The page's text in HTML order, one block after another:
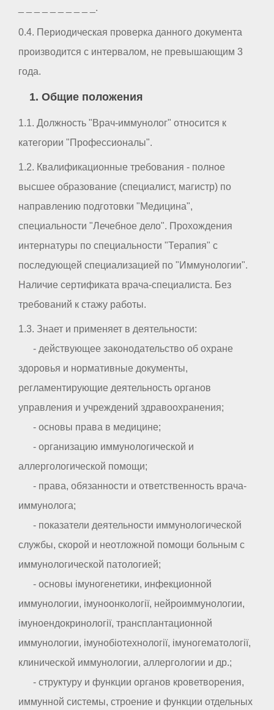
_ _ _ _ _ _ _ _ _ _.
0.4. Периодическая проверка данного документа
производится с интервалом, не превышающим 3
года.
1. Общие положения
1.1. Должность "Врач-иммунолог" относится к
категории "Профессионалы".
1.2. Квалификационные требования - полное
высшее образование (специалист, магистр) по
направлению подготовки "Медицина",
специальности "Лечебное дело". Прохождения
интернатуры по специальности "Терапия" с
последующей специализацией по "Иммунологии".
Наличие сертификата врача-специалиста. Без
требований к стажу работы.
1.3. Знает и применяет в деятельности:
- действующее законодательство об охране
здоровья и нормативные документы,
регламентирующие деятельность органов
управления и учреждений здравоохранения;
- основы права в медицине;
- организацию иммунологической и
аллергологической помощи;
- права, обязанности и ответственность врача-
иммунолога;
- показатели деятельности иммунологической
службы, скорой и неотложной помощи больным с
иммунологической патологией;
- основы імуногенетики, инфекционной
иммунологии, імуноонкології, нейроиммунологии,
імуноендокринології, трансплантационной
иммунологии, імунобіотехнології, імуногематології,
клинической иммунологии, аллергологии и др.;
- структуру и функции органов кроветворения,
иммунной системы, строение и функции отдельных